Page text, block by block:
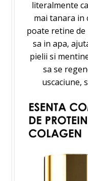
literalmente
mai tanara in
poate retine de
sa in apa,
pielii si
sa se
uscaciune,